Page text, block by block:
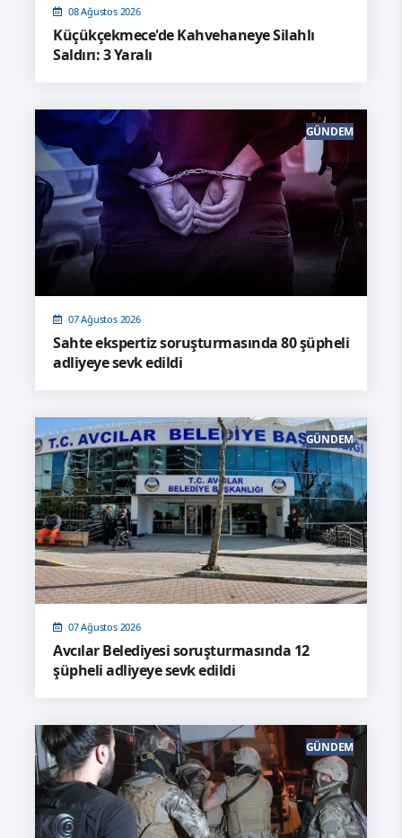
08 Ağustos 2026
Küçükçekmece'de Kahvehaneye Silahlı
Saldırı: 3 Yaralı
07 Ağustos 2026
Sahte ekspertiz soruşturmasında 80 şüpheli
adliyeye sevk edildi
GÜNDEM
07 Ağustos 2026
Avcılar Belediyesi soruşturmasında 12
şüpheli adliyeye sevk edildi
GÜNDEM
GÜNDEM